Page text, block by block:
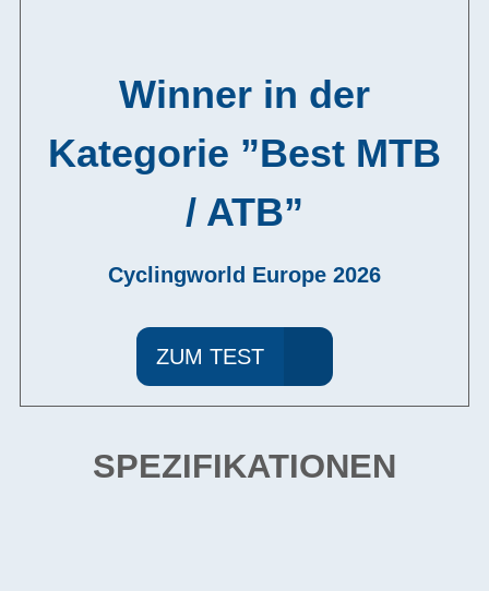
Winner in der
Kategorie ”Best MTB
/ ATB”
Cyclingworld Europe 2026
ZUM TEST
SPEZIFIKATIONEN